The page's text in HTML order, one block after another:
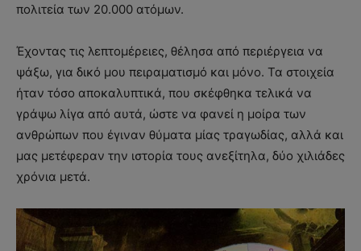
πολιτεία των 20.000 ατόμων.
Έχοντας τις λεπτομέρειες, θέλησα από περιέργεια να
ψάξω, για δικό μου πειραματισμό και μόνο. Τα στοιχεία
ήταν τόσο αποκαλυπτικά, που σκέφθηκα τελικά να
γράψω λίγα από αυτά, ώστε να φανεί η μοίρα των
ανθρώπων που έγιναν θύματα μίας τραγωδίας, αλλά και
μας μετέφεραν την ιστορία τους ανεξίτηλα, δύο χιλιάδες
χρόνια μετά.